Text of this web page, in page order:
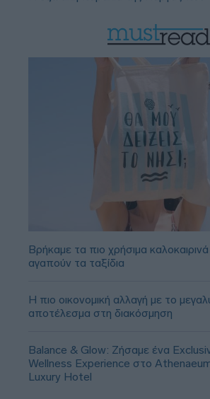
Βρήκαμε τα πιο χρήσιμα
αγαπούν τα ταξίδια
Η πιο οικονομική αλλαγή με το
αποτέλεσμα στη διακόσμηση
Balance & Glow: Ζήσαμε ένα
Wellness Experience στο
Luxury Hotel